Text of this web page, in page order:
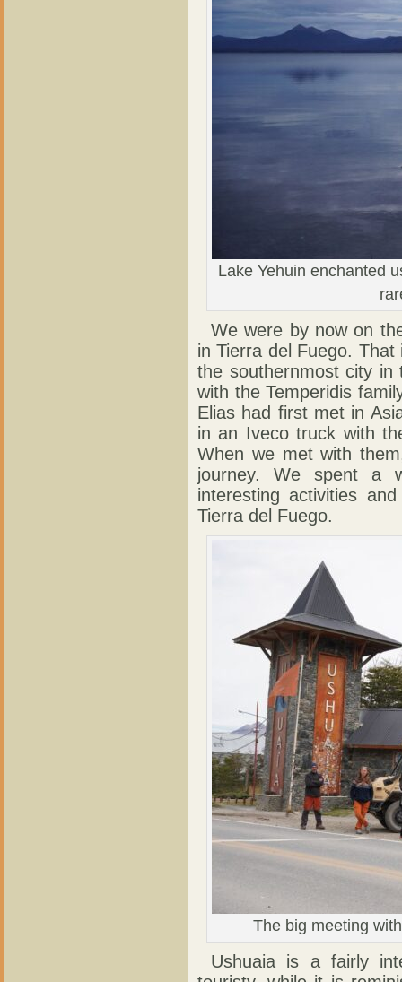
Lake Yehuin enchanted
We were by now on
in Tierra del Fuego.
the southernmost city in
with the Temperidis
Elias had first met in
in an Iveco truck with
When we met with
journey. We spent a
interesting activities
Tierra del Fuego.
The big meeting
Ushuaia is a fairly